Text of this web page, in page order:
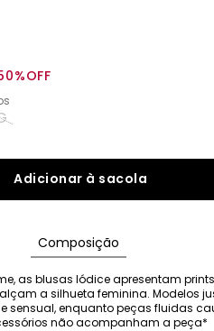
OFF
Adicionar à sacola
Composição
as blusas Iódice apresentam
a silhueta feminina. Modelos
sensual, enquanto peças fluidas
não acompanham a peça*